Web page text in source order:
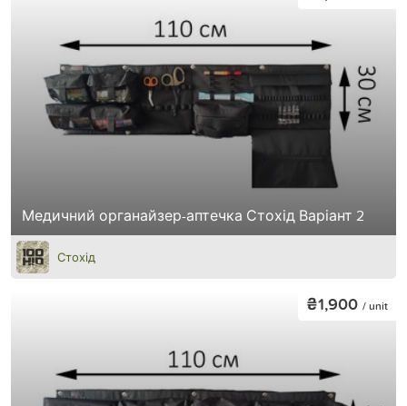
Медичний органайзер-аптечка Стохід Варіант 2
Стохід
₴1,900 / unit